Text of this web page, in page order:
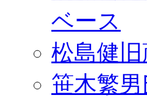
ベース
松島健
笹木繁